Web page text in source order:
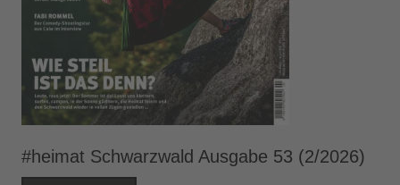
#heimat Schwarzwald Ausgabe 53 (2/2026)